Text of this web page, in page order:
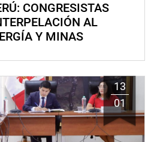
CONGRESISTAS
AL
Y MINAS
13
01